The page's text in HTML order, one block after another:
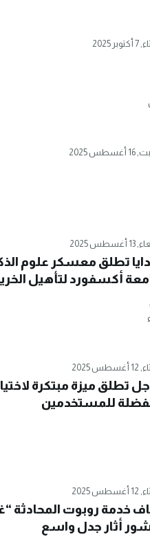
2025
2025
2025
تطلق معسكر علوم
أكسفورد لتأهيل
2025
تطلق ميزة مبتكرة
للمستخدمين
2025
خدمة روبوت المحادثة
أثار جدل واسع